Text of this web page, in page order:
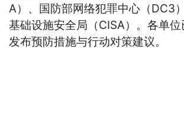
A）、国防部网络犯罪中心（DC3
基础设施安全局（CISA）。各单
发布预防措施与行动对策建议。